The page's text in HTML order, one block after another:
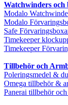
Watchwinders och
Modalo
Modalo
Safe
Timekeeper
Timekeeper
Tillbehör och
Poleringsmedel &
Omega tillbehör &
Panerai tillbehör